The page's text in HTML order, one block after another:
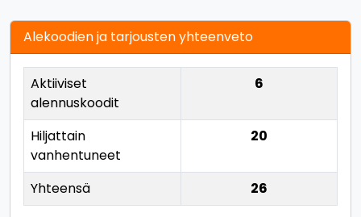
Alekoodien ja tarjousten yhteenveto
Aktiiviset
alennuskoodit
6
Hiljattain
vanhentuneet
20
Yhteensä 26